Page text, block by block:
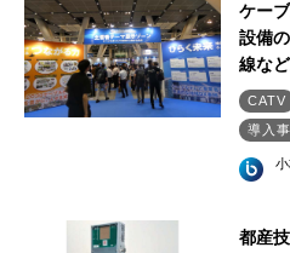
ケー
設備
線な
CATV
導入
都産